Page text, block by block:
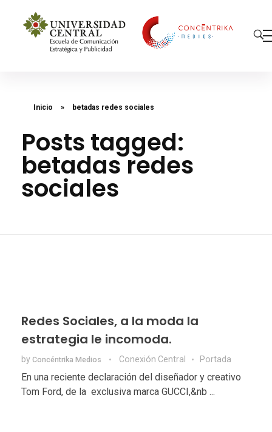
Inicio » betadas redes sociales
Posts tagged:
betadas redes
sociales
Redes Sociales, a la moda la
estrategia le incomoda.
by Concéntrika Medios Conexión Central Portada
En una reciente declaración del diseñador y creativo
Tom Ford, de la exclusiva marca GUCCI,&nb ...